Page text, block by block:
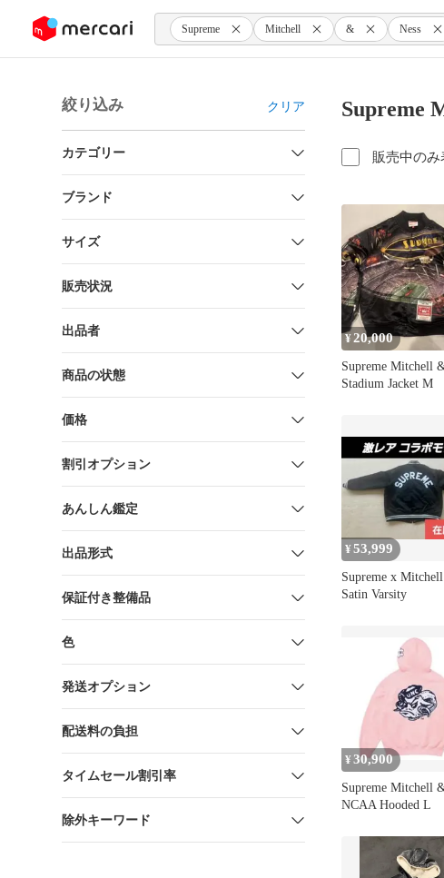
ツにスキップ Supreme Mitchell & Ness
絞り込み クリア
カテゴリー
ブランド
サイズ
販売状況
出品者
商品の状態
価格
割引オプション
あんしん鑑定
出品形式
保証付き整備品
色
発送オプション
配送料の負担
タイムセール割引率
除外キーワード
Supreme
販売中のみ
¥20,000
Supreme Mitchell
Stadium Jacket M
¥53,999
Supreme x
Satin Varsity
¥30,900
Supreme Mitchell
NCAA Hooded L